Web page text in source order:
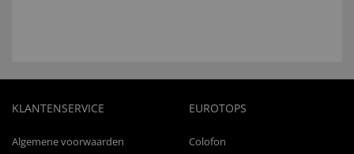
KLANTENSERVICE
Algemene voorwaarden
EUROTOPS
Colofon